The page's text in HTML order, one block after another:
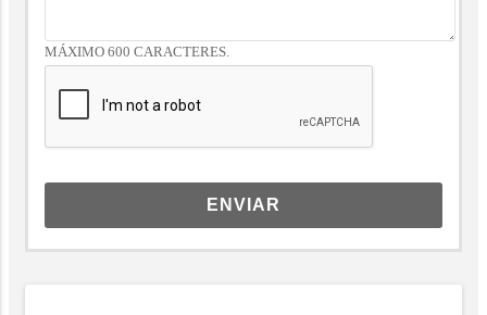
MÁXIMO 600 CARACTERES.
ENVIAR